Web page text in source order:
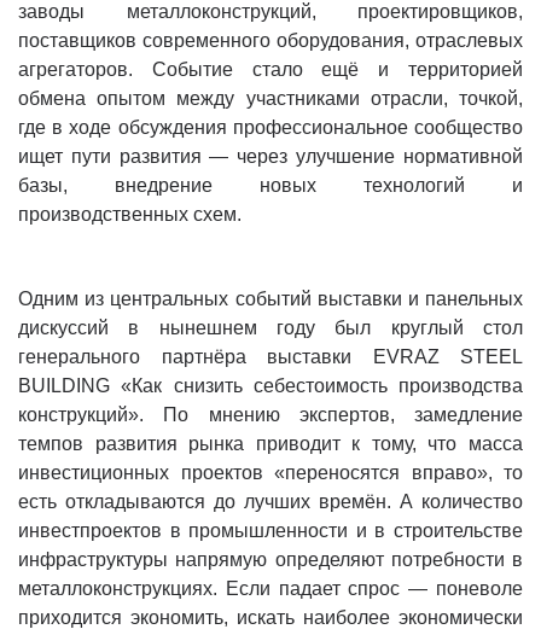
заводы металлоконструкций, проектировщиков,
поставщиков современного оборудования, отраслевых
агрегаторов. Событие стало ещё и территорией
обмена опытом между участниками отрасли, точкой,
где в ходе обсуждения профессиональное сообщество
ищет пути развития — через улучшение нормативной
базы, внедрение новых технологий и
производственных схем.
Одним из центральных событий выставки и панельных
дискуссий в нынешнем году был круглый стол
генерального партнёра выставки EVRAZ STEEL
BUILDING «Как снизить себестоимость производства
конструкций». По мнению экспертов, замедление
темпов развития рынка приводит к тому, что масса
инвестиционных проектов «переносятся вправо», то
есть откладываются до лучших времён. А количество
инвестпроектов в промышленности и в строительстве
инфраструктуры напрямую определяют потребности в
металлоконструкциях. Если падает спрос — поневоле
приходится экономить, искать наиболее экономически